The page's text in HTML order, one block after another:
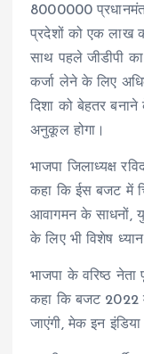
8000000
प्रदेशों को एक लाख
साथ पहले जीडीपी
कर्जा लेने के लिए
दिशा को बेहतर
अनुकूल होगा।
भाजपा जिलाध्यक्ष
कहा कि ईस बजट में
आवागमन के साधनों,
के लिए भी विशेष ध्यान
भाजपा के वरिष्ठ नेता
कहा कि बजट 2022 में
जाएंगी, मेक इन